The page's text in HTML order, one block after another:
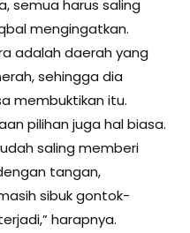
semua harus saling
mengingatkan.
adalah daerah yang
sehingga dia
membuktikan itu.
pilihan juga hal biasa.
saling memberi
tangan,
sibuk gontok-
harapnya.